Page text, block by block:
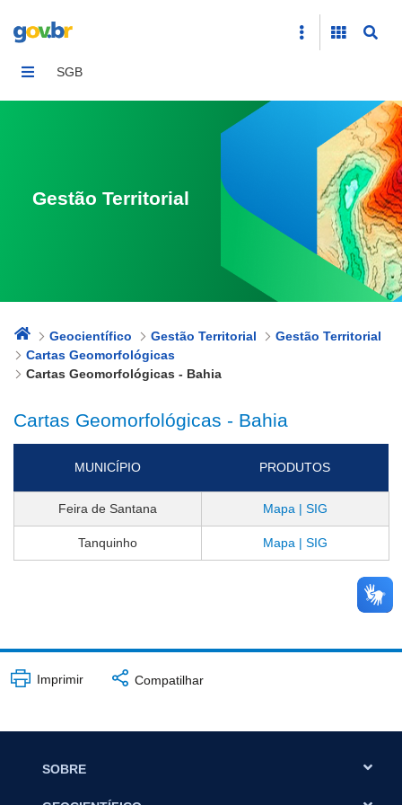
SGB
Gestão Territorial
Geocientífico Gestão Territorial
Gestão Territorial
Cartas Geomorfológicas
Cartas Geomorfológicas - Bahia
Cartas Geomorfológicas - Bahia
MUNICÍPIO PRODUTOS
Feira de Santana Mapa | SIG
Tanquinho Mapa | SIG
Imprimir Compatilhar
SOBRE